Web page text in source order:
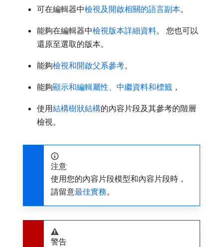
可在編輯器中檢視及開啟相關的語言副本。
能夠在編輯器中檢視版本詳細資料。 您也可以
還原至選取的版本。
能夠檢視和開啟父系參考。
能夠顯示和編輯屬性、中繼資料和標籤 ，
使用結構樹狀結構的內容片段及其參考的階層
檢視。
注意
使用您的內容片段模型和內容片段時，
請留意最佳實務。
警告